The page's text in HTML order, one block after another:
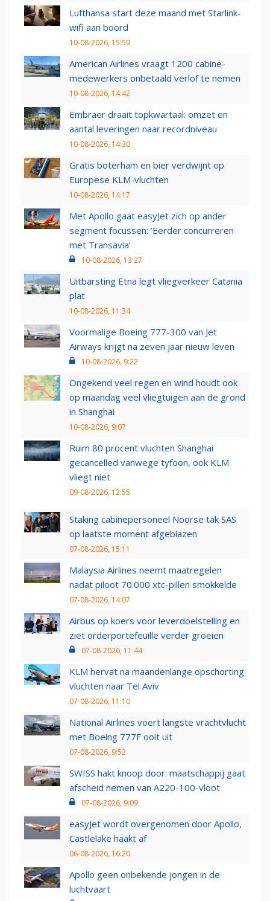
Lufthansa start deze maand met Starlink-
wifi aan boord
10-08-2026, 15:59
American Airlines vraagt 1200 cabine-
medewerkers onbetaald verlof te nemen
10-08-2026, 14:42
Embraer draait topkwartaal: omzet en
aantal leveringen naar recordniveau
10-08-2026, 14:30
Gratis boterham en bier verdwijnt op
Europese KLM-vluchten
10-08-2026, 14:17
Met Apollo gaat easyJet zich op ander
segment focussen: ‘Eerder concurreren
met Transavia’
10-08-2026, 13:27
Uitbarsting Etna legt vliegverkeer Catania
plat
10-08-2026, 11:34
Voormalige Boeing 777-300 van Jet
Airways krijgt na zeven jaar nieuw leven
10-08-2026, 9:22
Ongekend veel regen en wind houdt ook
op maandag veel vliegtuigen aan de grond
in Shanghai
10-08-2026, 9:07
Ruim 80 procent vluchten Shanghai
gecancelled vanwege tyfoon, ook KLM
vliegt niet
09-08-2026, 12:55
Staking cabinepersoneel Noorse tak SAS
op laatste moment afgeblazen
07-08-2026, 15:11
Malaysia Airlines neemt maatregelen
nadat piloot 70.000 xtc-pillen smokkelde
07-08-2026, 14:07
Airbus op koers voor leverdoelstelling en
ziet orderportefeuille verder groeien
07-08-2026, 11:44
KLM hervat na maandenlange opschorting
vluchten naar Tel Aviv
07-08-2026, 11:10
National Airlines voert langste vrachtvlucht
met Boeing 777F ooit uit
07-08-2026, 9:52
SWISS hakt knoop door: maatschappij gaat
afscheid nemen van A220-100-vloot
07-08-2026, 9:09
easyJet wordt overgenomen door Apollo,
Castlelake haakt af
06-08-2026, 16:20
Apollo geen onbekende jongen in de
luchtvaart